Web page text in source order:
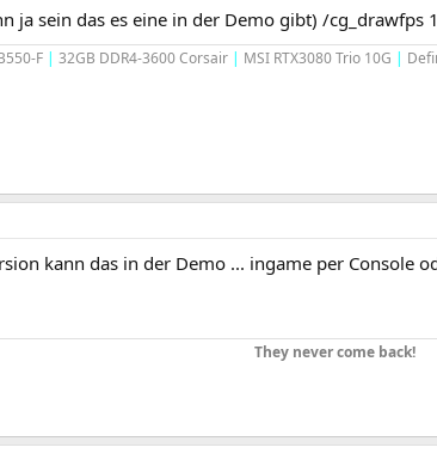
ja sein das es eine in der Demo gibt) /cg_drawfps 1
F | 32GB DDR4-3600 Corsair | MSI RTX3080 Trio 10G |
kann das in der Demo ... ingame per Console
They never come back!